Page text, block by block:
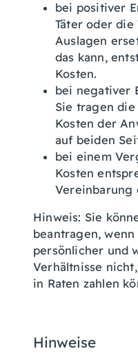
bei positiver
Täter oder die
Auslagen
das kann,
Kosten.
bei negativer
Sie tragen
Kosten der
auf beiden
bei einem
Kosten
Vereinbarung
Hinweis: Sie
beantragen,
persönlicher und
Verhältnisse
in Raten zahlen
Hinweise